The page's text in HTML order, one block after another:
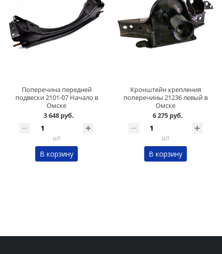
Поперечина передней
подвески 2101-07 Начало в
Омске
3 648 руб.
шт
В корзину
Кронштейн крепления
поперечины 21236 левый в
Омске
6 275 руб.
шт
В корзину